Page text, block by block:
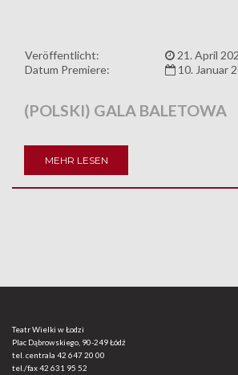
Veröffentlicht:
21. April
Datum Premiere:
10. Januar
(POLSKI) GALA BALETOWA
MEHR LESEN
Teatr Wielki w Łodzi
Plac Dąbrowskiego, 90-249 Łódź
tel. centrala 42 647 20 00
tel./fax42 631 95 52